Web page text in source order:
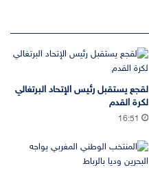
لقجع يستقبل رئيس الإتحاد البرتغالي
لكرة القدم
16:51